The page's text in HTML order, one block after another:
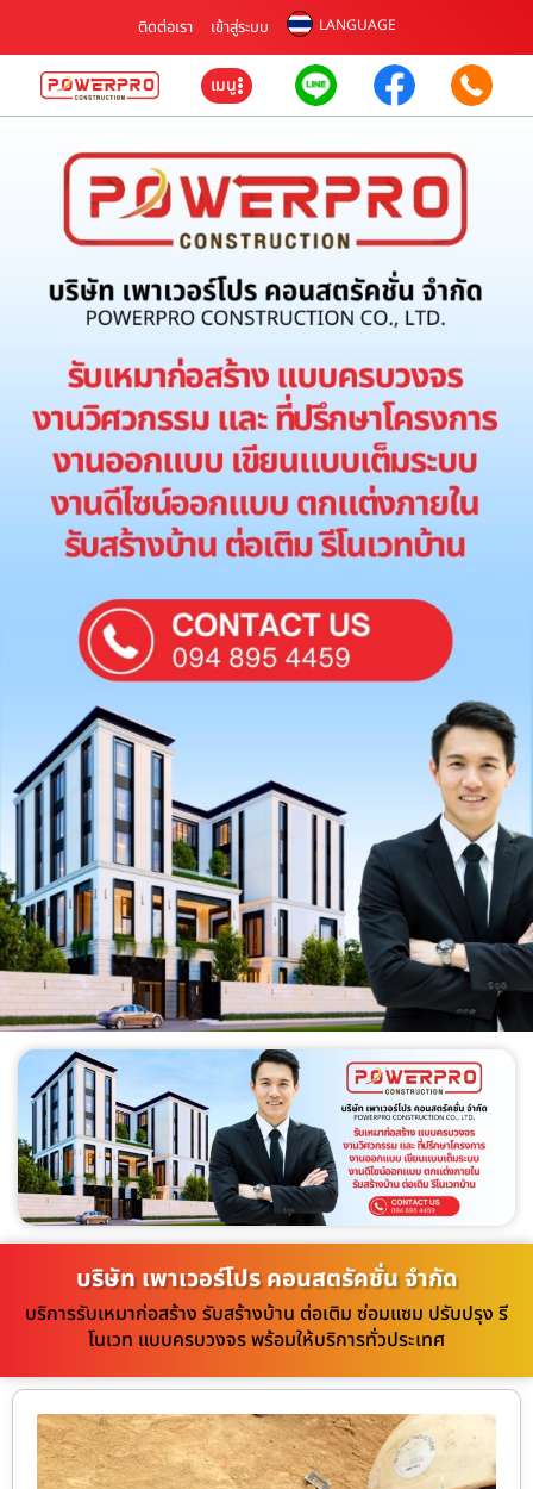
ติดต่อเรา เข้าสู่ระบบ LANGUAGE
เมนู
บริษัท เพาเวอร์โปร คอนสตรัคชั่น จำกัด
บริการรับเหมาก่อสร้าง รับสร้างบ้าน ต่อเติม ซ่อมแซม ปรับปรุง รี
โนเวท แบบครบวงจร พร้อมให้บริการทั่วประเทศ